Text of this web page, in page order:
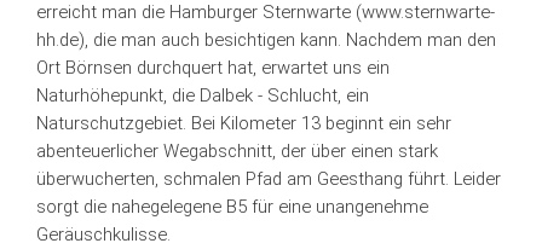
erreicht man die Hamburger Sternwarte (www.sternwarte-
hh.de), die man auch besichtigen kann. Nachdem man den
Ort Börnsen durchquert hat, erwartet uns ein
Naturhöhepunkt, die Dalbek - Schlucht, ein
Naturschutzgebiet. Bei Kilometer 13 beginnt ein sehr
abenteuerlicher Wegabschnitt, der über einen stark
überwucherten, schmalen Pfad am Geesthang führt. Leider
sorgt die nahegelegene B5 für eine unangenehme
Geräuschkulisse.